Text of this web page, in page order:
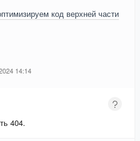
код верхней части
14:14
404.